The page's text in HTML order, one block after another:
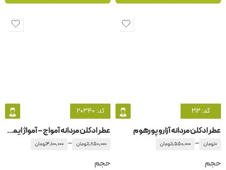
کد: 212
عطر ادکلن مردانه آزارو پورهوم
0تومان –
1,550,000تومان
حجم
کد: 20340
عطر ادکلن مردانه آمواج – آمواژ ایمیتیشن
1,850,000تومان –
4,100,000تومان
حجم